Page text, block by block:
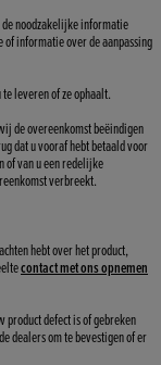
noodzakelijke informatie
informatie over de aanpassing
leveren of ze ophaalt.
de overeenkomst beëindigen
dat u vooraf hebt betaald voor
of van u een redelijke
verbreekt.
hebt over het product,
contact met ons opnemen
product defect is of gebreken
dealers om te bevestigen of er